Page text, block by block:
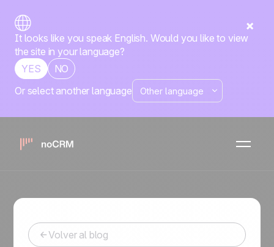
It looks like you speak English. Would you like to view
the site in your language?
YES
NO
Or select another language
¿Cómo crear un plan de
prospección de clientes
Volver al blog